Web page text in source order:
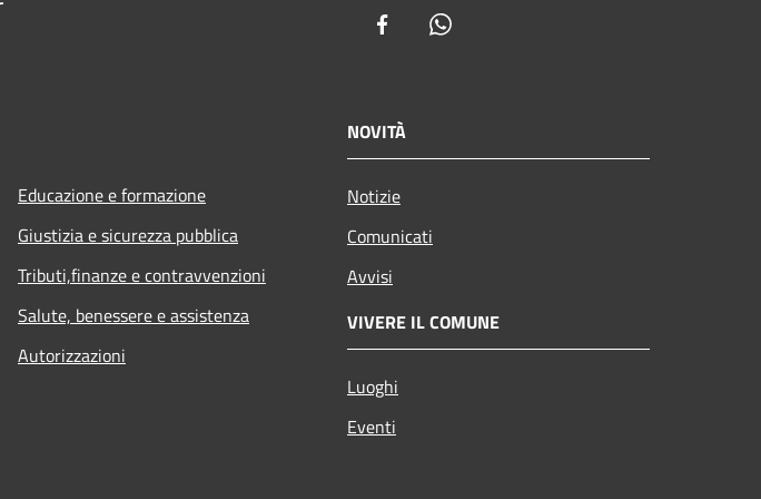
Facebook
Educazione e formazione
Giustizia e sicurezza pubblica
Tributi,finanze e contravvenzioni
Salute, benessere e assistenza
Autorizzazioni
NOVITÀ
Notizie
Comunicati
Avvisi
VIVERE IL COMUNE
Luoghi
Eventi